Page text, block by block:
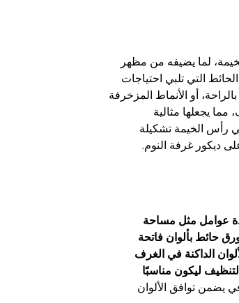
لما يضيفه من مظهر
التي تلبي احتياجات
أو الأنماط المزخرفة
يجعلها مثالية
رأس الخيمة تشكيلة
ديكور غرفة النوم.
عوامل مثل مساحة
حائط بألوان فاتحة
الداكنة في الغرف
ليكون مناسبًا
يضمن توافق الألوان